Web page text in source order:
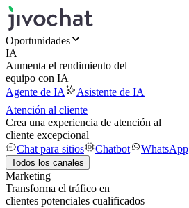
Oportunidades
IA
Aumenta el rendimiento del
equipo con IA
Agente de IA
Asistente de IA
Atención al cliente
Crea una experiencia de atención al
cliente excepcional
Chat para sitios
Chatbot WhatsApp
Todos los canales
Marketing
Transforma el tráfico en
clientes potenciales cualificados